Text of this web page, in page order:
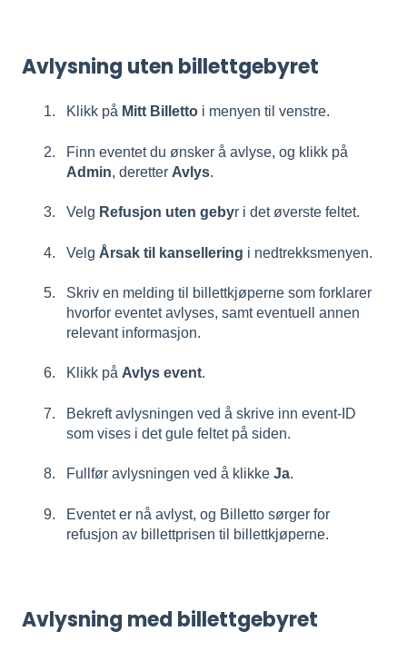
Avlysning uten billettgebyret
Klikk på Mitt Billetto i menyen til venstre.
Finn eventet du ønsker å avlyse, og klikk på
Admin, deretter Avlys.
Velg Refusjon uten gebyr i det øverste feltet.
Velg Årsak til kansellering i nedtrekksmenyen.
Skriv en melding til billettkjøperne som forklarer
hvorfor eventet avlyses, samt eventuell annen
relevant informasjon.
Klikk på Avlys event.
Bekreft avlysningen ved å skrive inn event-ID
som vises i det gule feltet på siden.
Fullfør avlysningen ved å klikke Ja.
Eventet er nå avlyst, og Billetto sørger for
refusjon av billettprisen til billettkjøperne.
Avlysning med billettgebyret